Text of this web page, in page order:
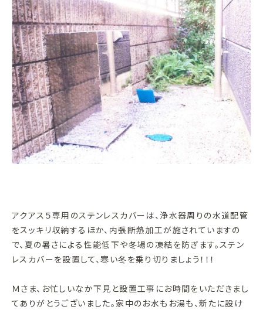
アクアス５専用のステンレスカバーは、浄水器周りの水道配管
をスッキリ収納するほか、内張断熱加工が施されていますの
で、夏の暑さによる性能低下や冬場の凍結を防ぎます。ステン
レスカバーを設置して、寒い冬を乗り切りましょう！！！
Ｍさま、お忙しいなか下見と設置工事にお時間をいただきまし
てありがとうございました。家中のお水もお湯も、新たに設け